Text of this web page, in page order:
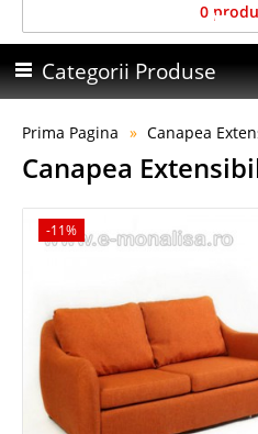
0
Categorii Produse
Prima Pagina Canapea
Canapea
-11%